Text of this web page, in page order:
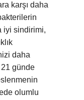
karşı daha
iyi sindirimi,
daha
günde
olumlu